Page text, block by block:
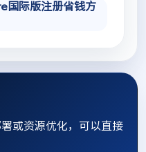
国际版注册省钱方
或资源优化，可以直接